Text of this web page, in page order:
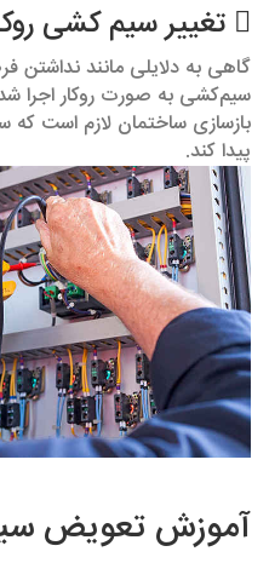
 تغییر سیم کشی روکار به سیم کشی توکار
گاهی به دلایلی مانند نداشتن
سیم‌کشی به صورت روکار اجرا
بازسازی ساختمان لازم است که
پیدا کند.
آموزش تعویض